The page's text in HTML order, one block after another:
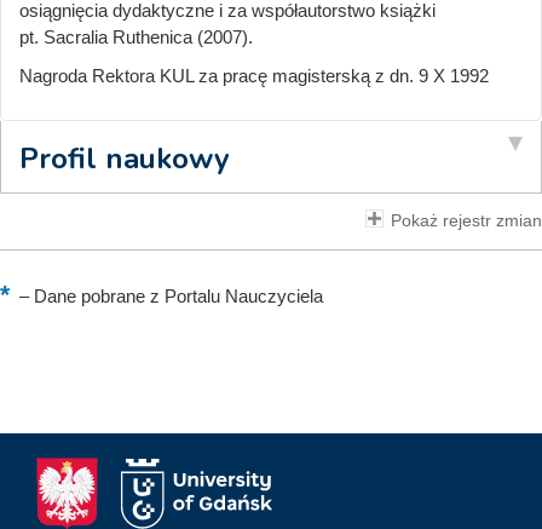
osiągnięcia dydaktyczne i za współautorstwo książki
pt. Sacralia Ruthenica (2007).
Nagroda Rektora KUL za pracę magisterską z dn. 9 X 1992
Profil naukowy
Pokaż rejestr zmian
–Dane pobrane z Portalu Nauczyciela